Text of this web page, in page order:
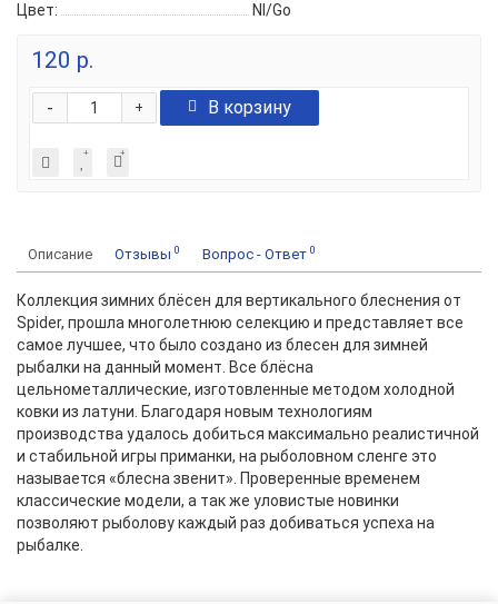
Цвет:
NI/Go
120 р.
+
- В корзину
Описание Отзывы 0 Вопрос - Ответ 0
Коллекция зимних блёсен для вертикального блеснения от
Spider, прошла многолетнюю селекцию и представляет все
самое лучшее, что было создано из блесен для зимней
рыбалки на данный момент. Все блёсна
цельнометаллические, изготовленные методом холодной
ковки из латуни. Благодаря новым технологиям
производства удалось добиться максимально реалистичной
и стабильной игры приманки, на рыболовном сленге это
называется «блесна звенит». Проверенные временем
классические модели, а так же уловистые новинки
позволяют рыболову каждый раз добиваться успеха на
рыбалке.